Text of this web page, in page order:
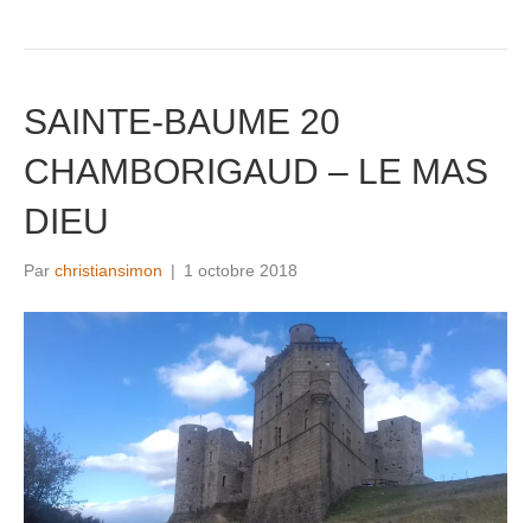
SAINTE-BAUME 20
CHAMBORIGAUD – LE MAS
DIEU
Par christiansimon | 1 octobre 2018